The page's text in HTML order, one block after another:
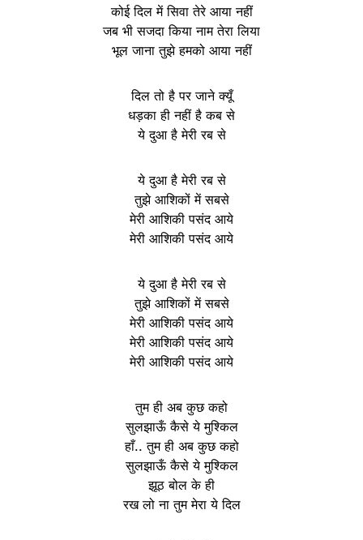
कोई दिल में सिवा तेरे आया नहीं
जब भी सजदा किया नाम तेरा लिया
भूल जाना तुझे हमको आया नहीं
दिल तो है पर जाने क्यूँ
धड़का ही नहीं है कब से
ये दुआ है मेरी रब से
ये दुआ है मेरी रब से
तुझे आशिकों में सबसे
मेरी आशिकी पसंद आये
मेरी आशिकी पसंद आये
ये दुआ है मेरी रब से
तुझे आशिकों में सबसे
मेरी आशिकी पसंद आये
मेरी आशिकी पसंद आये
मेरी आशिकी पसंद आये
तुम ही अब कुछ कहो
सुलझाऊँ कैसे ये मुश्किल
हाँ.. तुम ही अब कुछ कहो
सुलझाऊँ कैसे ये मुश्किल
झूठ बोल के ही
रख लो ना तुम मेरा ये दिल